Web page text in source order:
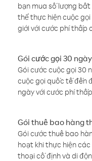
bạn mua số lượng bất
thể thực hiện cuộc
giới với cước phí thấp
Gói cước gọi 30 ngày
Gói cước cuộc gọi 30
cuộc gọi quốc tế đến
ngày với cước phí
Gói thuê bao hàng
Gói cước thuê bao
hoạt khi thực hiện
thoại cố định và di